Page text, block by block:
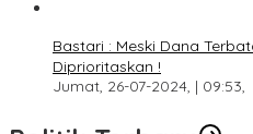
Bastari : Meski Dana
Diprioritaskan !
Jumat, 26-07-2024, | 09:53,